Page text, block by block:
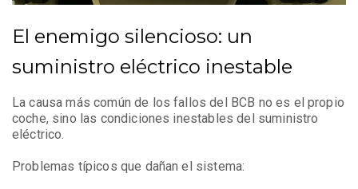
El enemigo silencioso: un
suministro eléctrico inestable
La causa más común de los fallos del BCB no es el propio
coche, sino las condiciones inestables del suministro
eléctrico.
Problemas típicos que dañan el sistema: